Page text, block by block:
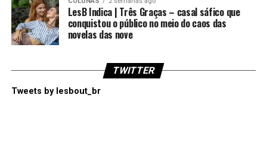
LesB Indica | Três Graças – casal sáfico que
conquistou o público no meio do caos das
novelas das nove
TWITTER
Tweets by lesbout_br